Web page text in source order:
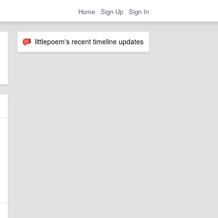
Home Sign Up Sign In
littlepoem's recent timeline updates